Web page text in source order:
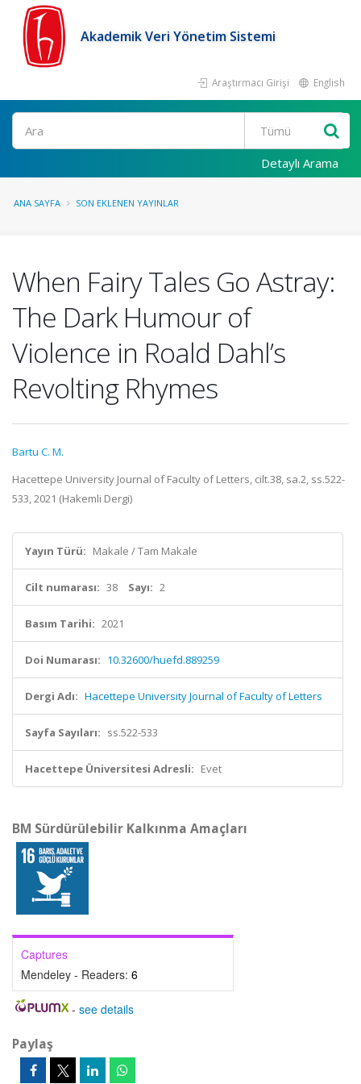
Akademik Veri Yönetim Sistemi
Araştırmacı Girişi English
Ara
Detaylı Arama
ANA SAYFA SON EKLENEN YAYINLAR
When Fairy Tales Go Astray:
The Dark Humour of
Violence in Roald Dahl’s
Revolting Rhymes
Bartu C. M.
Hacettepe University Journal of Faculty of Letters, cilt.38, sa.2, ss.522-
533, 2021 (Hakemli Dergi)
Yayın Türü: Makale / Tam Makale
Cilt numarası: 38 Sayı: 2
Basım Tarihi: 2021
Doi Numarası: 10.32600/huefd.889259
Dergi Adı: Hacettepe University Journal of Faculty of Letters
Sayfa Sayıları: ss.522-533
Hacettepe Üniversitesi Adresli: Evet
BM Sürdürülebilir Kalkınma Amaçları
Captures
Mendeley - Readers: 6
- see details
Paylaş